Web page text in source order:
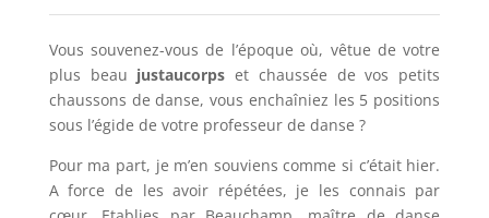
Vous souvenez-vous de l’époque où, vêtue de votre
plus beau justaucorps et chaussée de vos petits
chaussons de danse, vous enchaîniez les 5 positions
sous l’égide de votre professeur de danse ?
Pour ma part, je m’en souviens comme si c’était hier.
A force de les avoir répétées, je les connais par